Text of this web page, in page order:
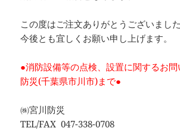
この度はご注文ありがとうございました
今後とも宜しくお願い申し上げます。
●消防設備等の点検、設置に関するお
防災(千葉県市川市)まで●
㈱宮川防災
TEL/FAX 047-338-0708